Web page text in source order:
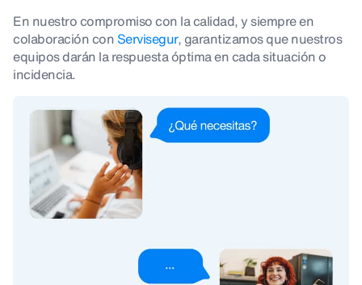
En nuestro compromiso con la calidad, y siempre en
colaboración conServisegur, garantizamos que nuestros
equipos darán la respuesta óptima en cada situación o
incidencia.